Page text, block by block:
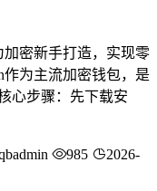
加密新手打造，实现零
作为主流加密钱包，是
心步骤：先下载安
985
2026-